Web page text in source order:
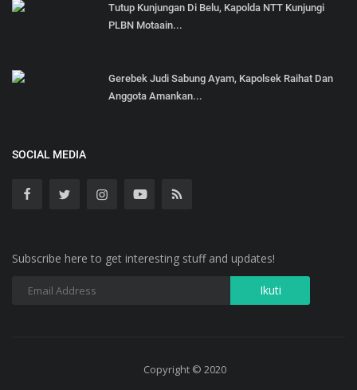
Tutup Kunjungan Di Belu, Kapolda NTT Kunjungi
PLBN Motaain...
Gerebek Judi Sabung Ayam, Kapolsek Raihat Dan
Anggota Amankan...
SOCIAL MEDIA
Subscribe here to get interesting stuff and updates!
Copyright © 2020